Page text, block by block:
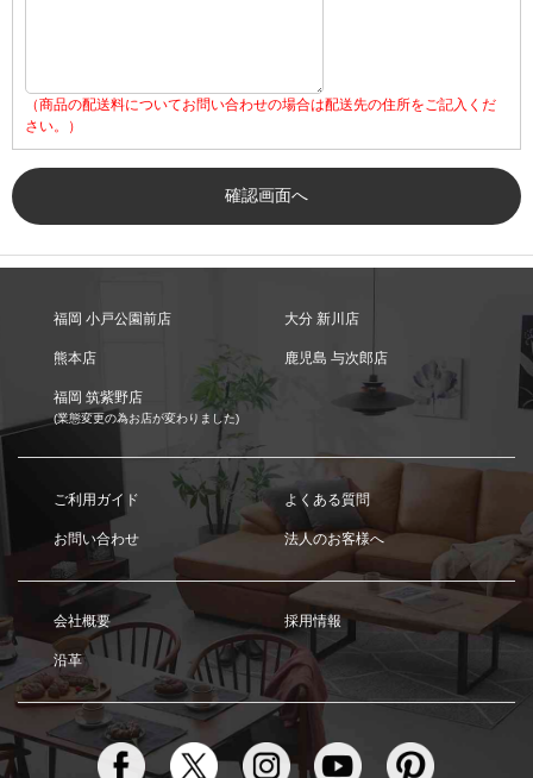
（商品の配送料についてお問い合わせの場合は配送先の住所をご記入くだ
さい。）
福岡 小戸公園前店 大分 新川店
熊本店 鹿児島 与次郎店
福岡 筑紫野店
(業態変更の為お店が変わりました)
ご利用ガイド よくある質問
お問い合わせ 法人のお客様へ
会社概要 採用情報
沿革